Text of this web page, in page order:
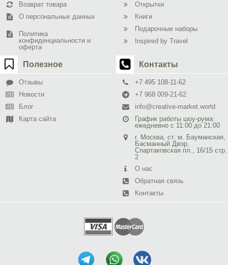
Возврат товара
О персональных данных
Политика
конфиденциальности и
оферта
Открытки
Книги
Подарочные наборы
Inspired by Travel
Полезное
Отзывы
Новости
Блог
Карта сайта
Контакты
+7 495 108-11-62
+7 968 009-21-62
info@creative-market.world
График работы шоу-рума:
ежедневно с 11:00 до 21:00
г. Москва, ст. м. Бауманская,
Басманный Двор,
Спартаковская пл., 16/15 стр.
2
О нас
Обратная связь
Контакты